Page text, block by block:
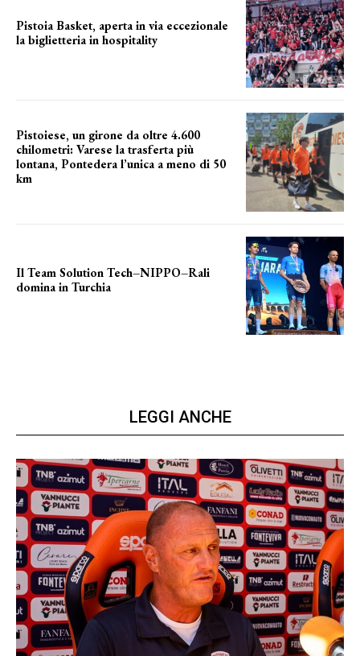
Pistoia Basket, aperta in via eccezionale
la biglietteria in hospitality
Pistoiese, un girone da oltre 4.600
chilometri: Varese la trasferta più
lontana, Pontedera l’unica a meno di 50
km
Il Team Solution Tech–NIPPO–Rali
domina in Turchia
LEGGI ANCHE